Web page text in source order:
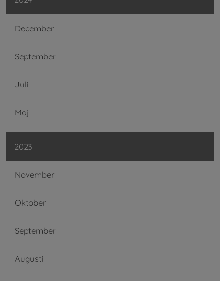
December
September
Juli
Maj
2023
November
Oktober
September
Augusti